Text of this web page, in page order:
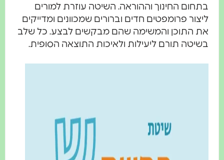
בתחום החינוך וההוראה. השיטה עוזרת למורים
ליצור פרומפטים חדים וברורים שמכוונים ומדייקים
את התוכן והמשימה שהם מבקשים לבצע. כל שלב
בשיטה תורם ליעילות ולאיכות התוצאה הסופית.